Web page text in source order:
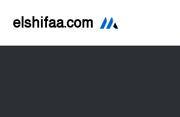
elshifaa.com